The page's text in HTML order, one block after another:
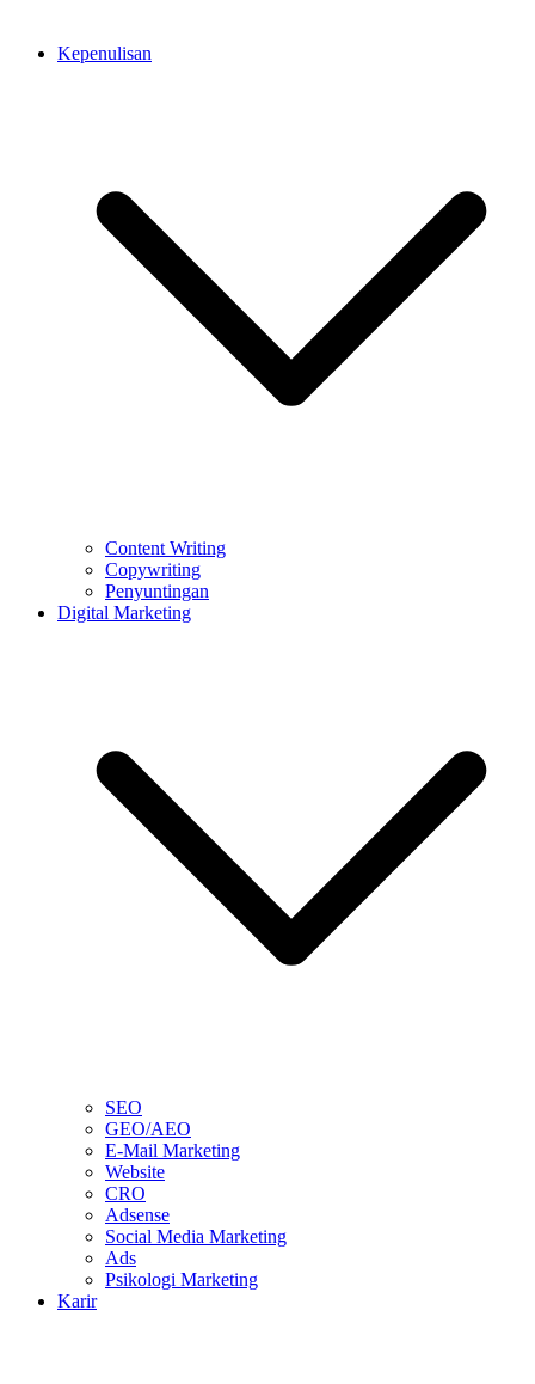
Kepenulisan
Content Writing
Copywriting
Penyuntingan
Digital Marketing
SEO
GEO/AEO
E-Mail Marketing
Website
CRO
Adsense
Social Media Marketing
Ads
Psikologi Marketing
Karir